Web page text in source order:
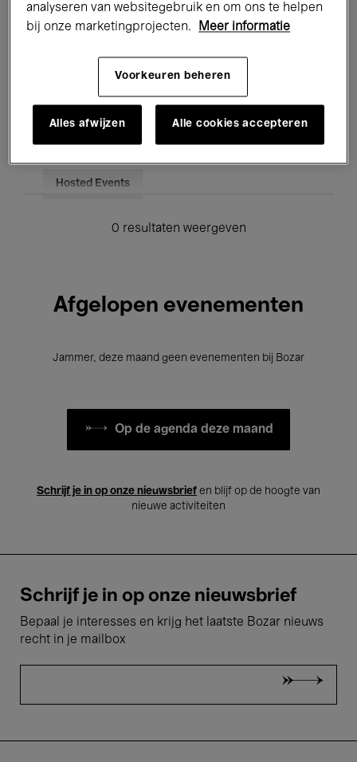
Jazz Klassieke Muziek Global Music
Onderwijs Rondleidingen
Hosted Events
0 resultaten weergeven
Afgelopen evenementen
Jammer, deze maand geen evenementen bij Bozar
Op de agenda deze maand
Schrijf je in op onze nieuwsbrief en blijf op de hoogte van
nieuwe activiteiten
Schrijf je in op onze nieuwsbrief
Bepaal je interesses en krijg het laatste Bozar nieuws
recht in je mailbox
analyseren van websitegebruik en om ons te helpen
bij onze marketingprojecten.
Meer informatie
Voorkeuren beheren
Alles afwijzen Alle cookies accepteren